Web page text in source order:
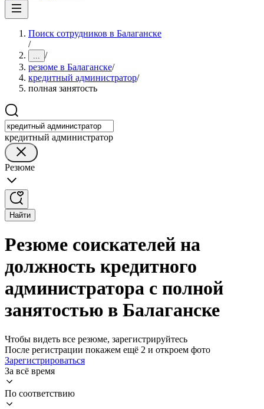
Поиск сотрудников в Балаганске
/
... /
резюме в Балаганске/
кредитный администратор/
полная занятость
кредитный администратор
Резюме
Найти
Резюме соискателей на
должность кредитного
администратора с полной
занятостью в Балаганске
Чтобы видеть все резюме, зарегистрируйтесь
После регистрации покажем ещё 2 и откроем фото
Зарегистрироваться
За всё время
По соответствию